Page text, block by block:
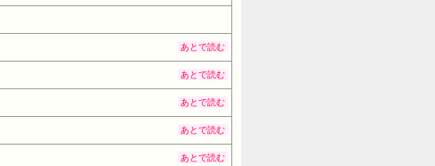
あとで読む
あとで読む
あとで読む
あとで読む
あとで読む